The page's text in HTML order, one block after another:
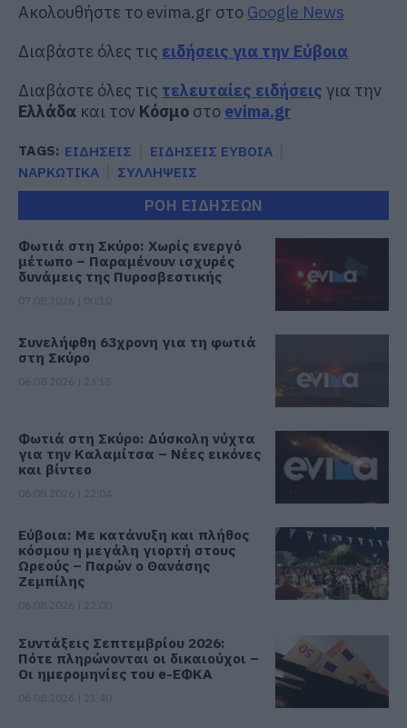
Ακολουθήστε το evima.gr στο Google News
Διαβάστε όλες τις ειδήσεις για την Εύβοια
Διαβάστε όλες τις τελευταίες ειδήσεις για την
Ελλάδα και τον Κόσμο στο evima.gr
TAGS: ΕΙΔΗΣΕΙΣ
ΕΙΔΗΣΕΙΣ ΕΥΒΟΙΑ
ΝΑΡΚΩΤΙΚΑ
ΣΥΛΛΗΨΕΙΣ
ΡΟΗ ΕΙΔΗΣΕΩΝ
Φωτιά στη Σκύρο: Χωρίς ενεργό
μέτωπο – Παραμένουν ισχυρές
δυνάμεις της Πυροσβεστικής
Συνελήφθη 63χρονη για τη φωτιά
στη Σκύρο
Φωτιά στη Σκύρο: Δύσκολη νύχτα
για την Καλαμίτσα – Νέες εικόνες
και βίντεο
Εύβοια: Με κατάνυξη και πλήθος
κόσμου η μεγάλη γιορτή στους
Ωρεούς – Παρών ο Θανάσης
Ζεμπίλης
Συντάξεις Σεπτεμβρίου 2026:
Πότε πληρώνονται οι δικαιούχοι –
Οι ημερομηνίες του e-ΕΦΚΑ